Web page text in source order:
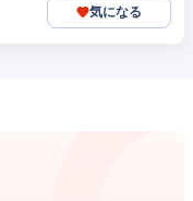
気になる